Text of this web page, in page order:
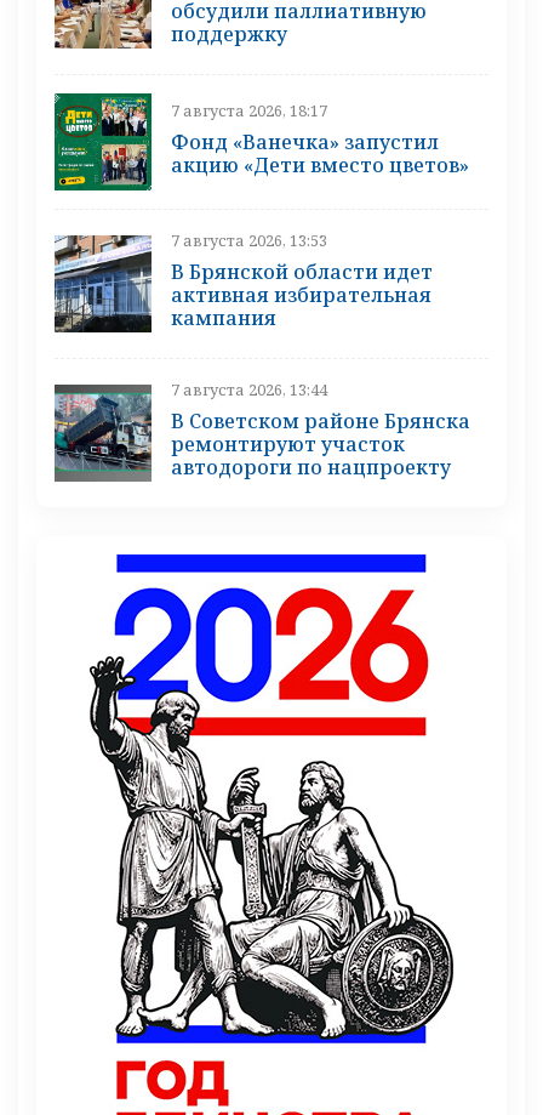
обсудили паллиативную
поддержку
7 августа 2026, 18:17
Фонд «Ванечка» запустил
акцию «Дети вместо цветов»
7 августа 2026, 13:53
В Брянской области идет
активная избирательная
кампания
7 августа 2026, 13:44
В Советском районе Брянска
ремонтируют участок
автодороги по нацпроекту